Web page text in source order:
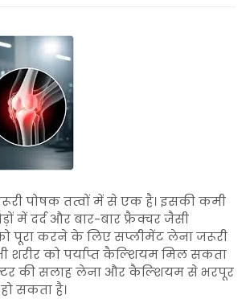
पोषक तत्वों में से एक है। इसकी कमी
में दर्द और बार-बार फ्रैक्चर जैसी
पूरा करने के लिए सप्लीमेंट लेना जरूरी
शरीर को पर्याप्त कैल्शियम मिल सकता
की सलाह लेना और कैल्शियम से भरपूर
सकता है।